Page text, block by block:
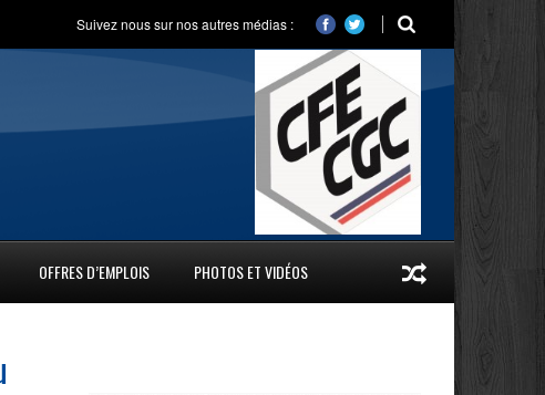
Suivez nous sur nos autres médias :
OFFRES D’EMPLOIS PHOTOS ET VIDÉOS